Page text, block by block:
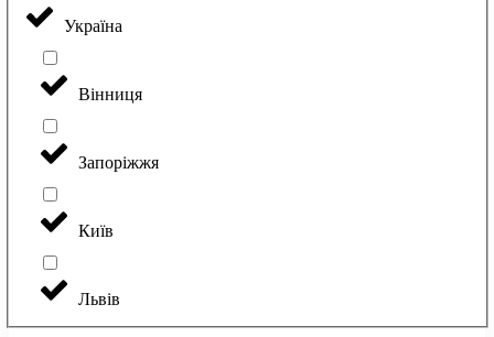
Україна
Вінниця
Запоріжжя
Київ
Львів